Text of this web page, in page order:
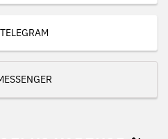
TELEGRAM